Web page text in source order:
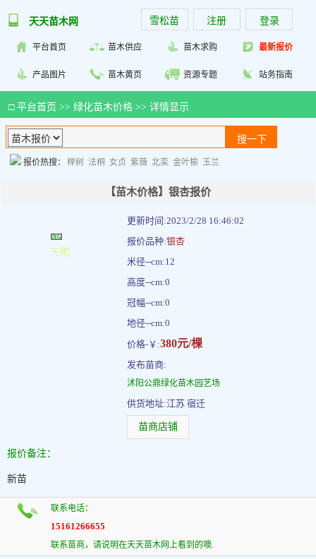
天天苗木网 雪松苗 注册 登录
平台首页 苗木供应 苗木求购 最新报价
产品图片 苗木黄页 资源专题 站务指南
□ 平台首页 >> 绿化苗木价格 >> 详情显示
报价热搜： 榉树 法桐 女贞 紫薇 北栾 金叶榆 玉兰
【苗木价格】银杏报价
更新时间:2023/2/28 16:46:02
报价品种:银杏
米径--cm:12
高度--cm:0
冠幅--cm:0
地径--cm:0
价格-￥:380元/棵
发布苗商:
沭阳公鼎绿化苗木园艺场
供货地址:江苏 宿迁
苗商店铺
报价备注：
新苗
联系电话：
15161266655
联系苗商，请说明在天天苗木网上看到的噢.